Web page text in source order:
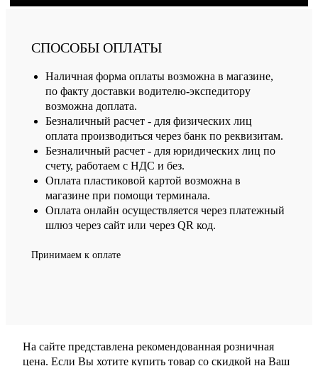
СПОСОБЫ ОПЛАТЫ
Наличная форма оплаты возможна в магазине,
по факту доставки водителю-экспедитору
возможна доплата.
Безналичный расчет - для физических лиц
оплата производиться через банк по реквизитам.
Безналичный расчет - для юридических лиц по
счету, работаем с НДС и без.
Оплата пластиковой картой возможна в
магазине при помощи терминала.
Оплата онлайн осуществляется через платежный
шлюз через сайт или через QR код.
Принимаем к оплате
На сайте представлена рекомендованная розничная
цена. Если Вы хотите купить товар со скидкой на Ваш